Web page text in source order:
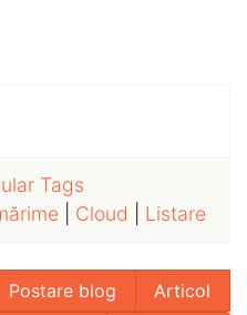
Tags
| Cloud Listare
Postare blog
Articol